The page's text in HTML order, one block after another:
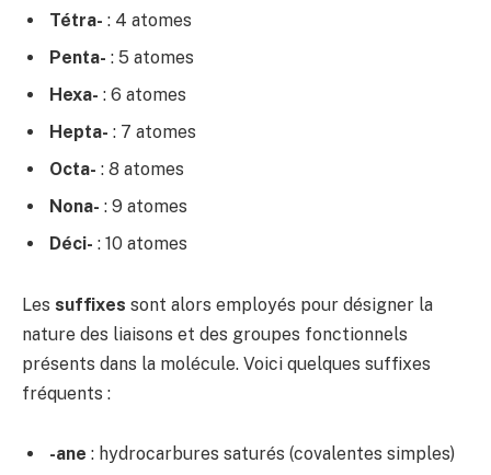
Tétra- : 4 atomes
Penta- : 5 atomes
Hexa- : 6 atomes
Hepta- : 7 atomes
Octa- : 8 atomes
Nona- : 9 atomes
Déci- : 10 atomes
Les suffixes sont alors employés pour désigner la
nature des liaisons et des groupes fonctionnels
présents dans la molécule. Voici quelques suffixes
fréquents :
-ane : hydrocarbures saturés (covalentes simples)